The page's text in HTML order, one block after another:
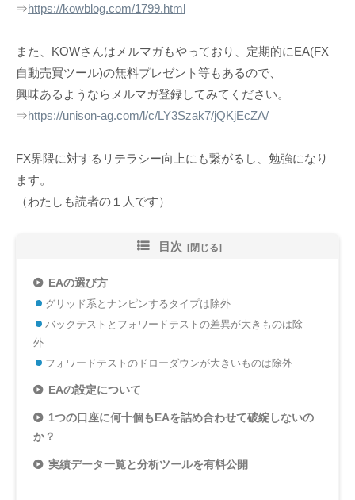
⇒https://kowblog.com/1799.html
また、KOWさんはメルマガもやっており、定期的にEA(FX
自動売買ツール)の無料プレゼント等もあるので、
興味あるようならメルマガ登録してみてください。
⇒https://unison-ag.com/l/c/LY3Szak7/jQKjEcZA/
FX界隈に対するリテラシー向上にも繋がるし、勉強になり
ます。
（わたしも読者の１人です）
目次
EAの選び方
グリッド系とナンピンするタイプは除外
バックテストとフォワードテストの差異が大きものは除
外
フォワードテストのドローダウンが大きいものは除外
EAの設定について
1つの口座に何十個もEAを詰め合わせて破綻しないの
か？
実績データ一覧と分析ツールを有料公開